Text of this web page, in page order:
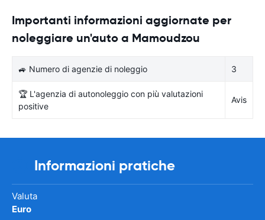
Importanti informazioni aggiornate per
noleggiare un'auto a Mamoudzou
🚙 Numero di agenzie di noleggio 3
🏆 L'agenzia di autonoleggio con più valutazioni
positive
Avis
Informazioni pratiche
Valuta
Euro